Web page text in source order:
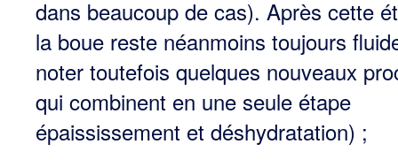
dans beaucoup de cas). Après cette
la boue reste néanmoins toujours
noter toutefois quelques nouveaux
qui combinent en une seule étape
épaississement et déshydratation) ;